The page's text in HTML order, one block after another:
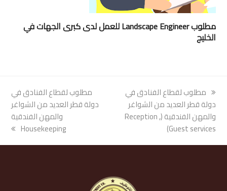
مطلوب Landscape Engineer للعمل لدى كبرى الجهات في
الخليج
previous
post:
مطلوب لقطاع الفنادق في
دولة قطر العديد من الشواغر
والمهن الفندقية (Reception ,
Guest services)
next
post:
مطلوب لقطاع الفنادق في
دولة قطر العديد من الشواغر
والمهن الفندقية
Housekeeping